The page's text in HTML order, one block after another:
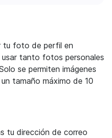
tu foto de perfil en
usar tanto fotos personales
se permiten imágenes
tamaño máximo de 10
tu dirección de correo